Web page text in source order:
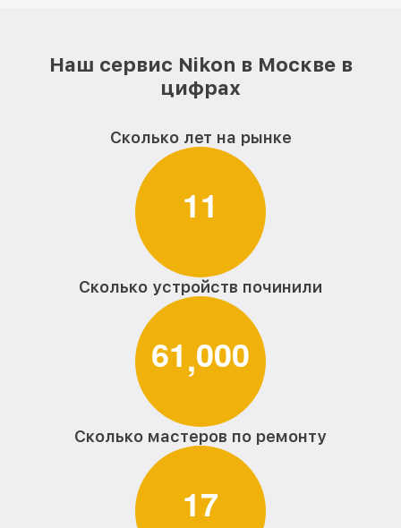
Наш сервис Nikon в Москве в
цифрах
Сколько лет на рынке
11
Сколько устройств починили
61,000
Сколько мастеров по ремонту
17